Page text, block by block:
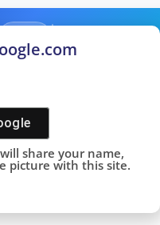
DONE!
share your name,
picture with this site.